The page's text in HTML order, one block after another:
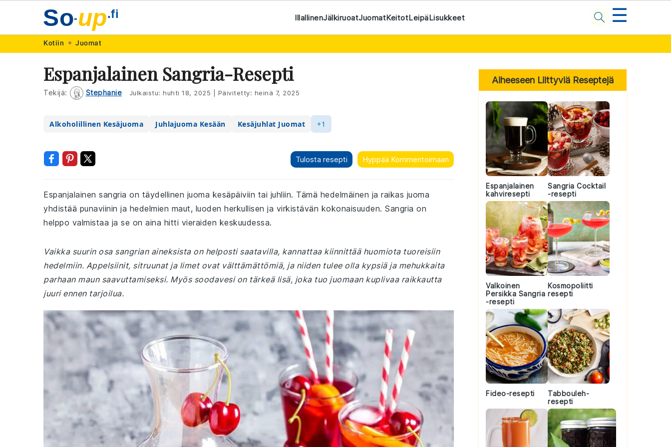
navigation
content
So-up.fi IllallinenJälkiruoatJuomatKeitotLeipäLisukkeet ☰
Kotiin Juomat
Espanjalainen Sangria-Resepti
Tekijä: Stephanie Julkaistu: huhti 18, 2025 Päivitetty: heinä 7, 2025
Alkoholillinen Kesäjuoma Juhlajuoma Kesään Kesäjuhlat Juomat +1
Tulosta resepti Hyppää Kommentoimaan
Espanjalainen sangria on täydellinen juoma kesäpäiviin tai juhliin. Tämä hedelmäinen ja raikas juoma
yhdistää punaviinin ja hedelmien maut, luoden herkullisen ja virkistävän kokonaisuuden. Sangria on
helppo valmistaa ja se on aina hitti vieraiden keskuudessa.
Vaikka suurin osa sangrian aineksista on helposti saatavilla, kannattaa kiinnittää huomiota tuoreisiin
hedelmiin. Appelsiinit, sitruunat ja limet ovat välttämättömiä, ja niiden tulee olla kypsiä ja mehukkaita
parhaan maun saavuttamiseksi. Myös soodavesi on tärkeä lisä, joka tuo juomaan kuplivaa raikkautta
juuri ennen tarjoilua.
Primary
Sidebar
Aiheeseen Liittyviä Reseptejä
Espanjalainen
kahviresepti
Sangria Cocktail
-resepti
Valkoinen
Persikka Sangria
-resepti
Kosmopoliitti
resepti
Fideo-resepti
Tabbouleh-
resepti